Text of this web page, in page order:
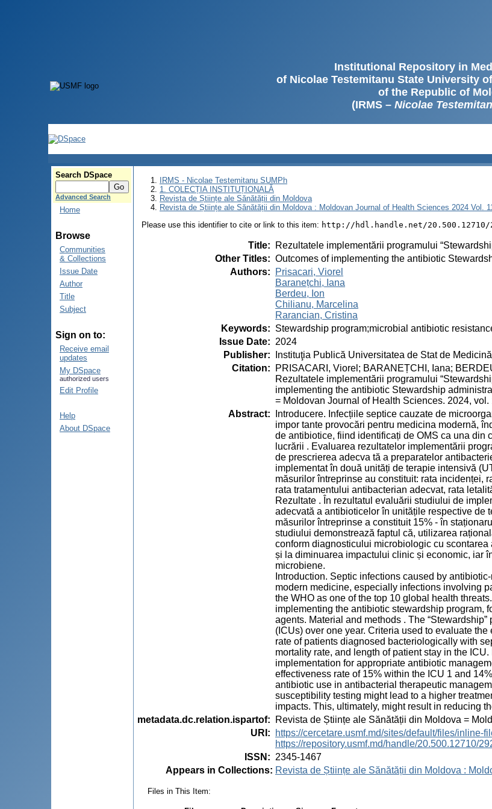
Institutional Repository in
of Nicolae Testemitanu State University
of the Republic of
(IRMS – Nicolae
Search DSpace
Advanced Search
Home
Browse
Communities
& Collections
Issue Date
Author
Title
Subject
Sign on to:
Receive email
updates
My DSpace
authorized users
Edit Profile
Help
About DSpace
IRMS - Nicolae Testemitanu SUMPh
1. COLECȚIA INSTITUȚIONALĂ
Revista de Științe ale Sănătății din Moldova
Revista de Științe ale Sănătății din Moldova : Moldovan Journal of Health Sciences 2024 Vol.
Please use this identifier to cite or link to this item: http://hdl.handle.net/20.500.12710/
Title:
Rezultatele implementării programului
Other Titles: Outcomes of implementing the antibiotic
Authors:
Prisacari, Viorel
Baranețchi, Iana
Berdeu, Ion
Chilianu, Marcelina
Rarancian, Cristina
Keywords: Stewardship program;microbial antibiotic
Issue Date: 2024
Publisher:
Instituţia Publică Universitatea de Stat de
Citation:
PRISACARI, Viorel; BARANEȚCHI, Iana;
Rezultatele implementării programului
implementing the antibiotic Stewardship
= Moldovan Journal of Health Sciences. 2024,
Abstract:
Introducere. Infecțiile septice cauzate de
impor tante provocări pentru medicina modernă,
de antibiotice, fiind identificați de OMS ca una din
lucrării . Evaluarea rezultatelor implementării
de prescrierea adecva tă a preparatelor
implementat în două unități de terapie intensivă
măsurilor întreprinse au constituit: rata incidenței,
rata tratamentului antibacterian adecvat, rata
Rezultate . În rezultatul evaluării studiului de
adecvată a antibioticelor în unitățile respective de
măsurilor întreprinse a constituit 15% - în
studiului demonstrează faptul că, utilizarea
conform diagnosticului microbiologic cu
și la diminuarea impactului clinic și economic, iar
microbiene.
Introduction. Septic infections caused by
modern medicine, especially infections involving
the WHO as one of the top 10 global health
implementing the antibiotic stewardship program,
agents. Material and methods . The
(ICUs) over one year. Criteria used to evaluate
rate of patients diagnosed bacteriologically with
mortality rate, and length of patient stay in the
implementation for appropriate antibiotic
effectiveness rate of 15% within the ICU 1 and
antibiotic use in antibacterial therapeutic
susceptibility testing might lead to a higher
impacts. This, ultimately, might result in reducing
metadata.dc.relation.ispartof:
Revista de Științe ale Sănătății din Moldova =
URI :
https://cercetare.usmf.md/sites/default/files/inline-
https://repository.usmf.md/handle/20.500.12710/
ISSN : 2345-1467
Appears in Collections: Revista de Științe ale Sănătății din Moldova :
Files in This Item: